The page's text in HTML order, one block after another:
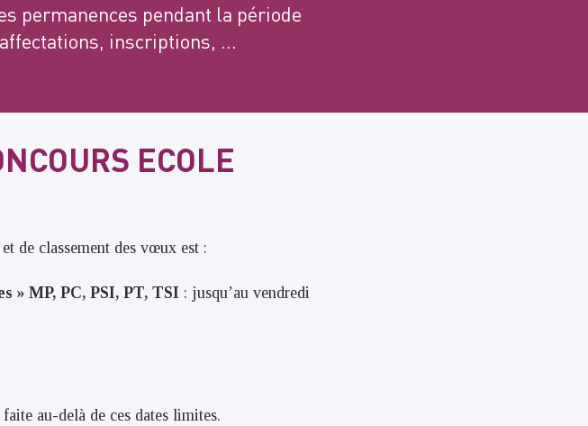
permanences pendant la période
inscriptions, ...
ECOLE
de classement des vœux est :
» MP, PC, PSI, PT, TSI : jusqu’au vendredi
au-delà de ces dates limites.